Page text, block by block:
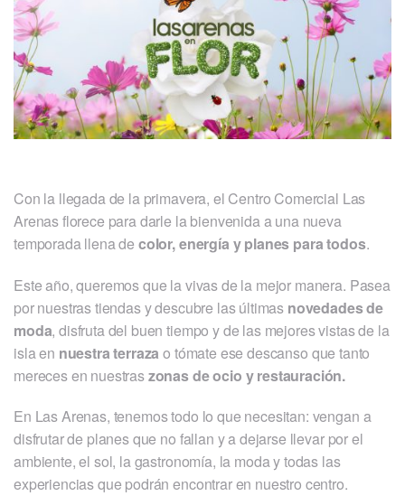
Con la llegada de la primavera, el Centro Comercial Las
Arenas florece para darle la bienvenida a una nueva
temporada llena de color, energía y planes para todos.
Este año, queremos que la vivas de la mejor manera. Pasea
por nuestras tiendas y descubre las últimas novedades de
moda, disfruta del buen tiempo y de las mejores vistas de la
isla en nuestra terraza o tómate ese descanso que tanto
mereces en nuestraszonas de ocio y restauración.
En Las Arenas, tenemos todo lo que necesitan: vengan a
disfrutar de planes que no fallan y a dejarse llevar por el
ambiente, el sol, la gastronomía, la moda y todas las
experiencias que podrán encontrar en nuestro centro.